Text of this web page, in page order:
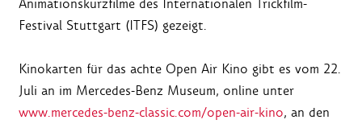
Animationskurzfilme des Internationalen Trickfilm-
Festival Stuttgart (ITFS) gezeigt.
Kinokarten für das achte Open Air Kino gibt es vom 22.
Juli an im Mercedes-Benz Museum, online unter
www.mercedes-benz-classic.com/open-air-kino, an den